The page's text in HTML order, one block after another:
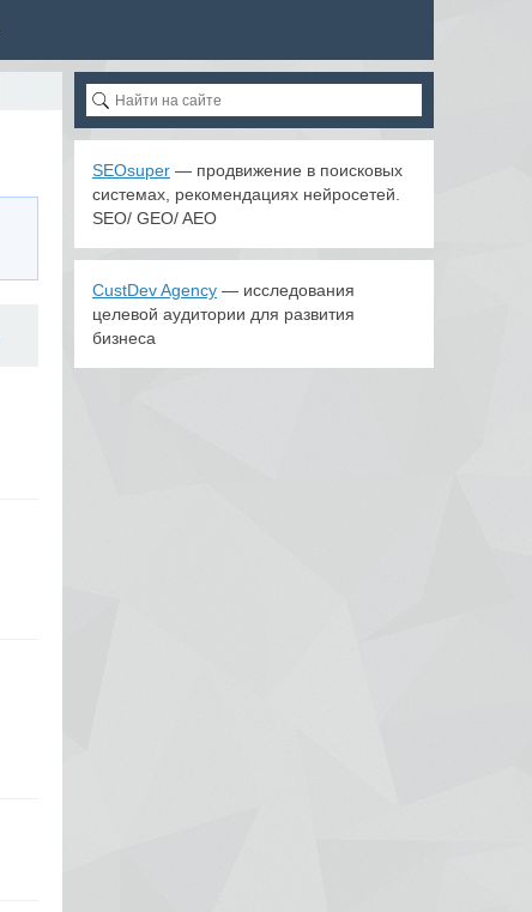
SEOsuper — продвижение в поисковых
системах, рекомендациях нейросетей.
SEO/ GEO/ AEO
CustDev Agency — исследования
целевой аудитории для развития
бизнеса